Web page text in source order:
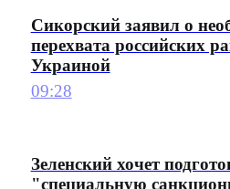
Сикорский заявил о
перехвата российских
Украиной
09:28
Зеленский хочет
"специальную